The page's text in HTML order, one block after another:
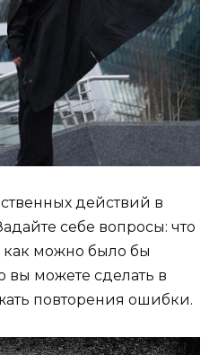
действий в
себе вопросы: что
можно было бы
вы можете сделать в
повторения ошибки.